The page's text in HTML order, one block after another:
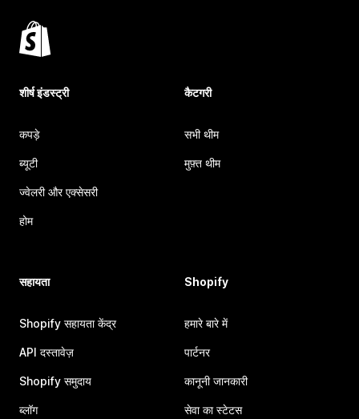
शीर्ष इंडस्ट्री
कपड़े
ब्यूटी
ज्वेलरी और एक्सेसरी
होम
कैटगरी
सभी थीम
मुफ़्त थीम
सहायता
Shopify सहायता केंद्र
API दस्तावेज़
Shopify समुदाय
ब्लॉग
Shopify
हमारे बारे में
पार्टनर
कानूनी जानकारी
सेवा का स्टेटस